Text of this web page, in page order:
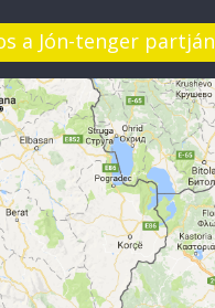
a Jón-tenger partján